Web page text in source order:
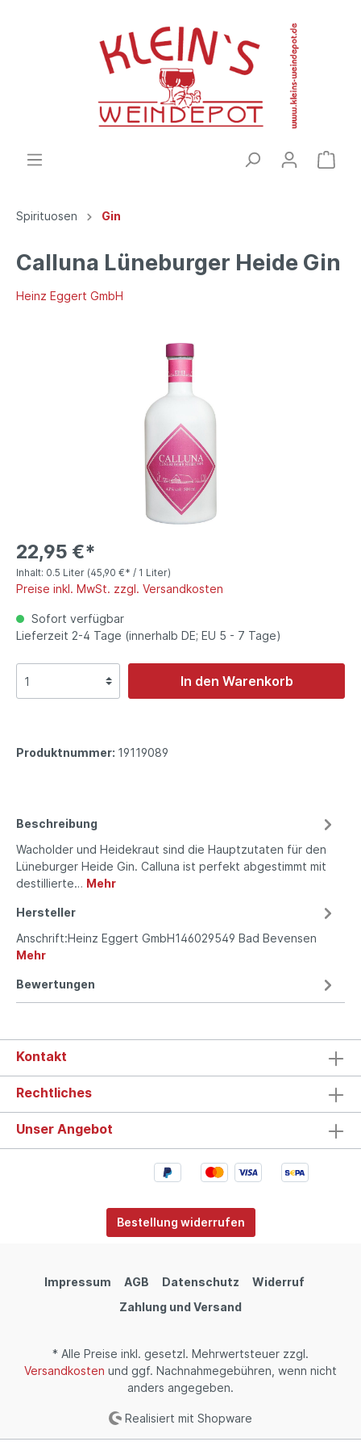
Spirituosen Gin
Calluna Lüneburger Heide Gin
Heinz Eggert GmbH
22,95 €*
Inhalt: 0.5 Liter (45,90 €* / 1 Liter)
Preise inkl. MwSt. zzgl. Versandkosten
Sofort verfügbar
Lieferzeit 2-4 Tage (innerhalb DE; EU 5 - 7 Tage)
In den Warenkorb
Produktnummer: 19119089
Beschreibung
Wacholder und Heidekraut sind die Hauptzutaten für den
Lüneburger Heide Gin. Calluna ist perfekt abgestimmt mit
destillierte… Mehr
Hersteller
Anschrift:Heinz Eggert GmbH146029549 Bad Bevensen
Mehr
Bewertungen
Kontakt
Rechtliches
Unser Angebot
Bestellung widerrufen
Impressum AGB Datenschutz
Widerruf
Zahlung und Versand
* Alle Preise inkl. gesetzl. Mehrwertsteuer zzgl.
Versandkosten und ggf. Nachnahmegebühren, wenn nicht
anders angegeben.
Realisiert mit Shopware